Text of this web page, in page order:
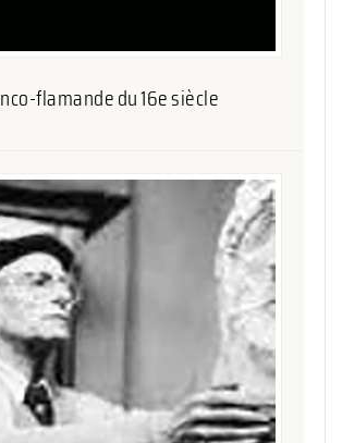
flamande du 16e siècle